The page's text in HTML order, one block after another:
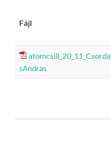
Fájl
atomcsill_20_11_Csorda
sAndras